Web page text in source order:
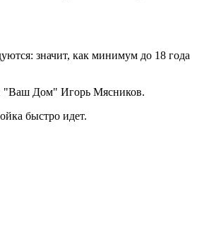
значит, как минимум до 18 года
"Ваш Дом" Игорь Мясников.
быстро идет.